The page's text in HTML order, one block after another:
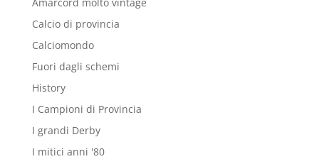
Amarcord molto vintage
Calcio di provincia
Calciomondo
Fuori dagli schemi
History
I Campioni di Provincia
I grandi Derby
I mitici anni '80